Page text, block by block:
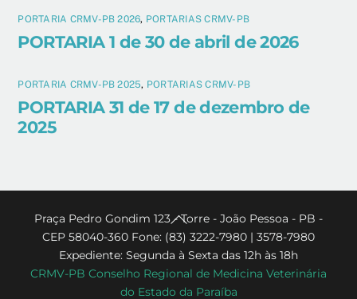
PORTARIA CRMV-PB 2026, PORTARIAS CRMV-PB
PORTARIA 1 de 30 de abril de 2026
PORTARIA CRMV-PB 2025, PORTARIAS CRMV-PB
PORTARIA 31 de 17 de dezembro de
2025
Back
To
Top
Praça Pedro Gondim 123 - Torre - João Pessoa - PB -
CEP 58040-360 Fone: (83) 3222-7980 | 3578-7980
Expediente: Segunda à Sexta das 12h às 18h
CRMV-PB Conselho Regional de Medicina Veterinária
do Estado da Paraíba